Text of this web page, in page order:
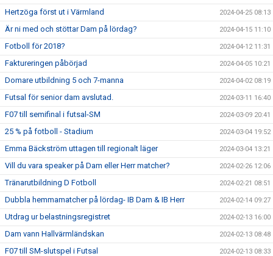
Hertzöga först ut i Värmland 2024-04-25 08:13
Är ni med och stöttar Dam på lördag? 2024-04-15 11:10
Fotboll för 2018? 2024-04-12 11:31
Faktureringen påbörjad 2024-04-05 10:21
Domare utbildning 5 och 7-manna 2024-04-02 08:19
Futsal för senior dam avslutad. 2024-03-11 16:40
F07 till semifinal i futsal-SM 2024-03-09 20:41
25 % på fotboll - Stadium 2024-03-04 19:52
Emma Bäckström uttagen till regionalt läger 2024-03-04 13:21
Vill du vara speaker på Dam eller Herr matcher? 2024-02-26 12:06
Tränarutbildning D Fotboll 2024-02-21 08:51
Dubbla hemmamatcher på lördag- IB Dam & IB Herr 2024-02-14 09:27
Utdrag ur belastningsregistret 2024-02-13 16:00
Dam vann Hallvärmländskan 2024-02-13 08:48
F07 till SM-slutspel i Futsal 2024-02-13 08:33